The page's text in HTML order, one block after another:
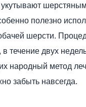
полезно
шерсти.
течение двух
народный метод
забыть навсегда.